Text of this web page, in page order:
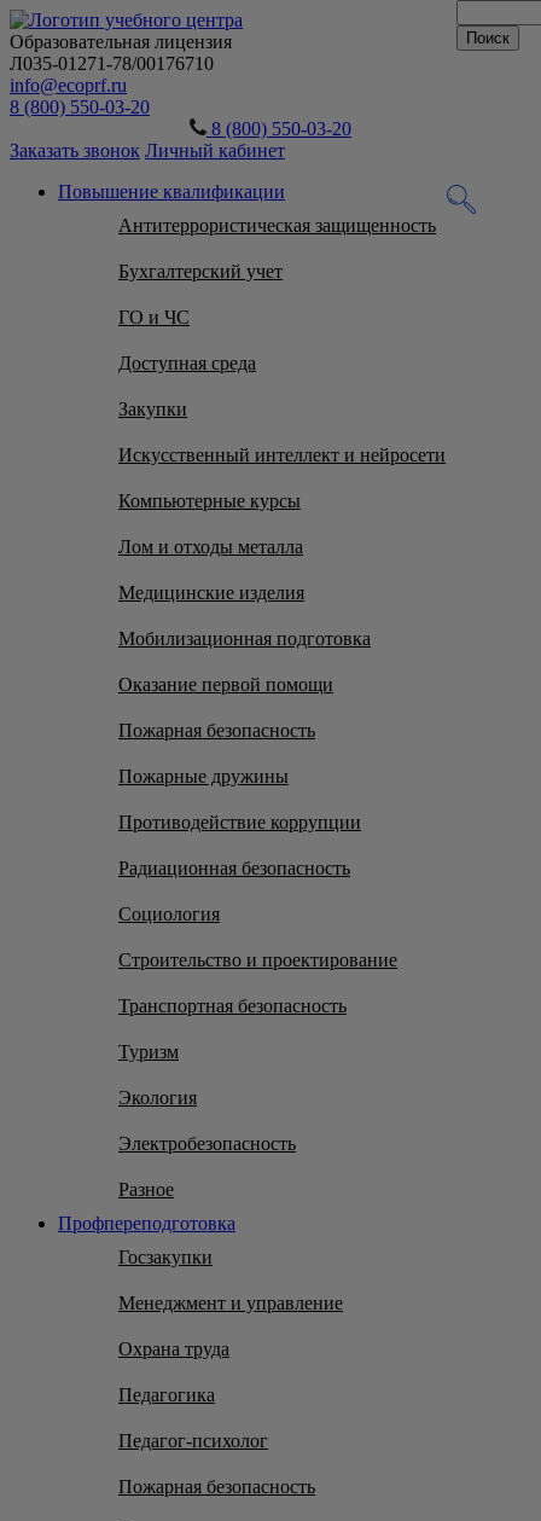
Образовательная лицензия
Л035-01271-78/00176710
info@ecoprf.ru
8 (800) 550-03-20
8 (800) 550-03-20
Заказать звонок Личный кабинет
Повышение квалификации
Антитеррористическая защищенность
Бухгалтерский учет
ГО и ЧС
Доступная среда
Закупки
Искусственный интеллект и нейросети
Компьютерные курсы
Лом и отходы металла
Медицинские изделия
Мобилизационная подготовка
Оказание первой помощи
Пожарная безопасность
Пожарные дружины
Противодействие коррупции
Радиационная безопасность
Социология
Строительство и проектирование
Транспортная безопасность
Туризм
Экология
Электробезопасность
Разное
Профпереподготовка
Госзакупки
Менеджмент и управление
Охрана труда
Педагогика
Педагог-психолог
Пожарная безопасность